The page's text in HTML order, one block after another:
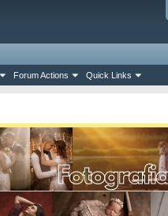
Forum Actions Quick Links